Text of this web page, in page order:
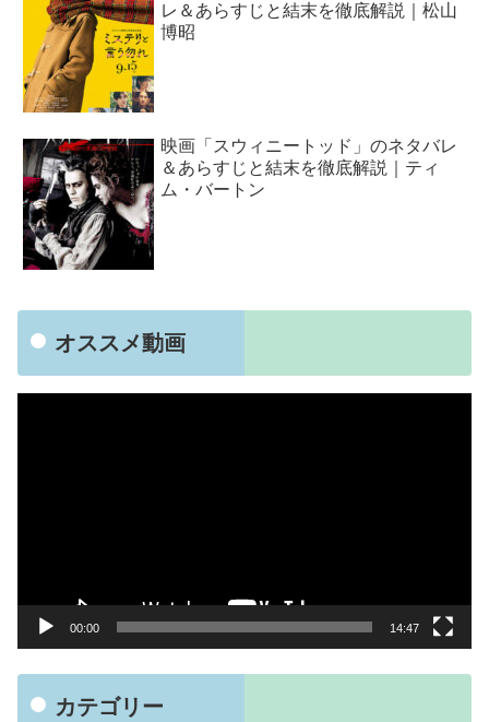
レ＆あらすじと結末を徹底解説｜松山
博昭
映画「スウィニートッド」のネタバレ
＆あらすじと結末を徹底解説｜ティ
ム・バートン
オススメ動画
00:00 14:47
カテゴリー